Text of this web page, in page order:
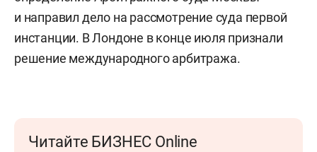
и направил дело на рассмотрение суда первой
инстанции. В Лондоне в конце июля признали
решение международного арбитража.
Читайте БИЗНЕС Online